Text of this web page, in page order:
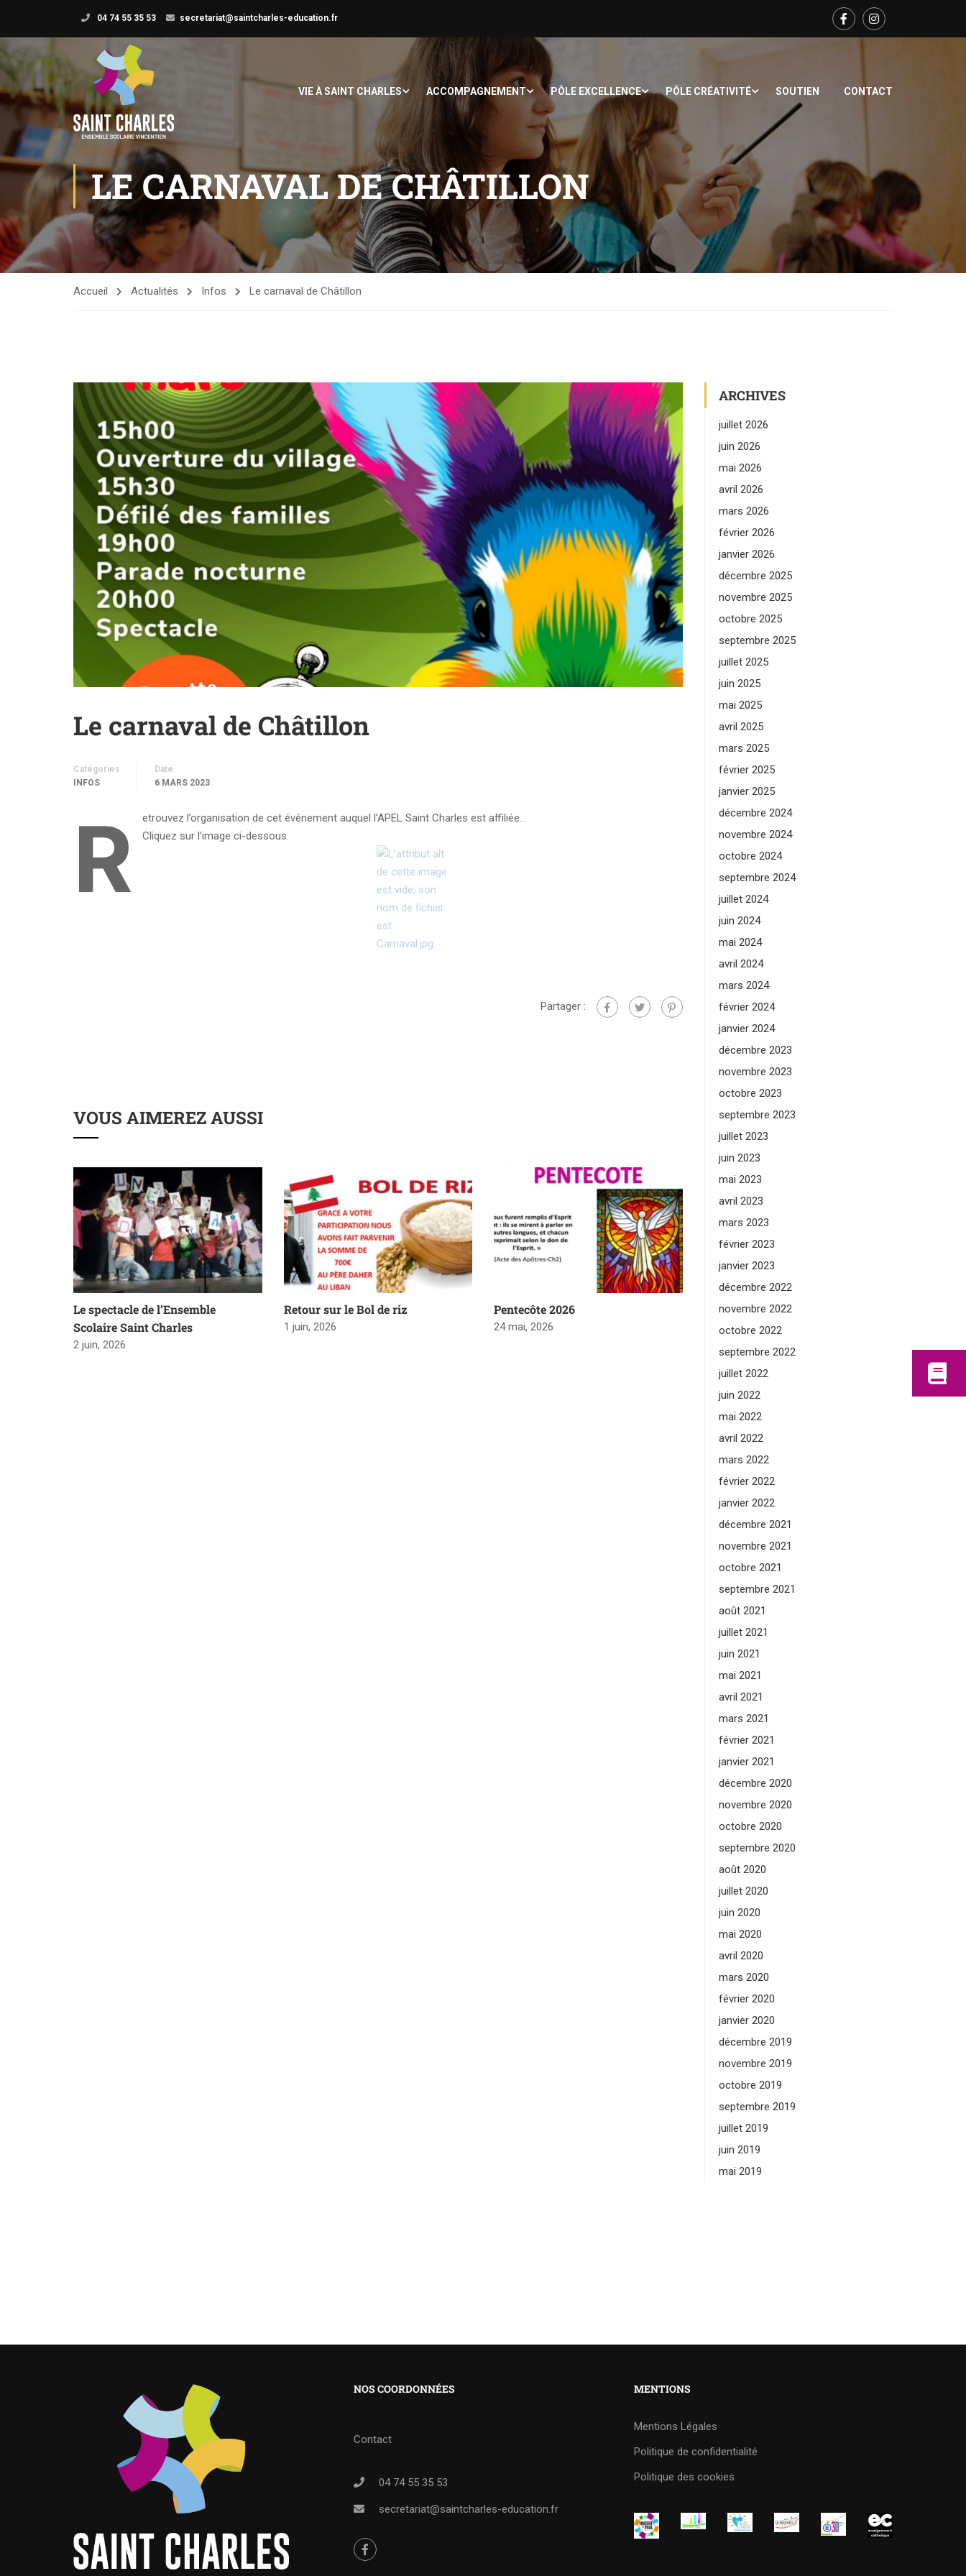
04 74 55 35 53 secretariat@saintcharles-education.fr
VIE À SAINT CHARLES ACCOMPAGNEMENT PÔLE EXCELLENCE PÔLE CRÉATIVITÉ SOUTIEN CONTACT
LE CARNAVAL DE CHÂTILLON
Accueil Actualités Infos Le carnaval de Châtillon
Le carnaval de Châtillon
Catégories
INFOS
Date
6 MARS 2023
R
etrouvez l’organisation de cet événement auquel l’APEL Saint Charles est affiliée…
Cliquez sur l’image ci-dessous.
Partager :
VOUS AIMEREZ AUSSI
Le spectacle de l’Ensemble
Scolaire Saint Charles
2 juin, 2026
Retour sur le Bol de riz
1 juin, 2026
Pentecôte 2026
24 mai, 2026
ARCHIVES
juillet 2026
juin 2026
mai 2026
avril 2026
mars 2026
février 2026
janvier 2026
décembre 2025
novembre 2025
octobre 2025
septembre 2025
juillet 2025
juin 2025
mai 2025
avril 2025
mars 2025
février 2025
janvier 2025
décembre 2024
novembre 2024
octobre 2024
septembre 2024
juillet 2024
juin 2024
mai 2024
avril 2024
mars 2024
février 2024
janvier 2024
décembre 2023
novembre 2023
octobre 2023
septembre 2023
juillet 2023
juin 2023
mai 2023
avril 2023
mars 2023
février 2023
janvier 2023
décembre 2022
novembre 2022
octobre 2022
septembre 2022
juillet 2022
juin 2022
mai 2022
avril 2022
mars 2022
février 2022
janvier 2022
décembre 2021
novembre 2021
octobre 2021
septembre 2021
août 2021
juillet 2021
juin 2021
mai 2021
avril 2021
mars 2021
février 2021
janvier 2021
décembre 2020
novembre 2020
octobre 2020
septembre 2020
août 2020
juillet 2020
juin 2020
mai 2020
avril 2020
mars 2020
février 2020
janvier 2020
décembre 2019
novembre 2019
octobre 2019
septembre 2019
juillet 2019
juin 2019
mai 2019
NOS COORDONNÉES
Contact
04 74 55 35 53
secretariat@saintcharles-education.fr
MENTIONS
Mentions Légales
Politique de confidentialité
Politique des cookies